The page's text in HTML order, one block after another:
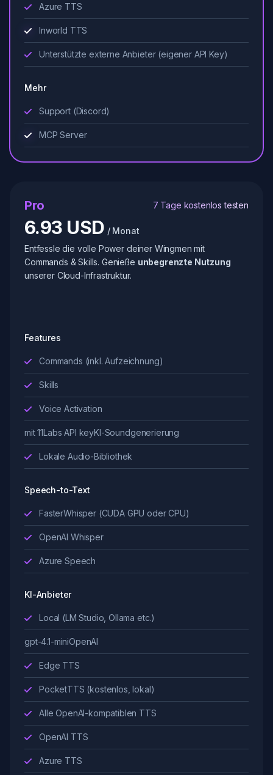
Pro 7 Tage kostenlos testen
6.93 USD / Monat
Entfessle die volle Power deiner Wingmen mit
Commands & Skills. Genieße unbegrenzte Nutzung
unserer Cloud-Infrastruktur.
Features
Commands (inkl. Aufzeichnung)
Skills
Voice Activation
mit 11Labs API keyKI-Soundgenerierung
Lokale Audio-Bibliothek
Speech-to-Text
FasterWhisper (CUDA GPU oder CPU)
OpenAI Whisper
Azure Speech
KI-Anbieter
Local (LM Studio, Ollama etc.)
gpt-4.1-miniOpenAI
Edge TTS
PocketTTS (kostenlos, lokal)
Alle OpenAI-kompatiblen TTS
OpenAI TTS
Azure TTS
Azure TTS
Inworld TTS
Unterstützte externe Anbieter (eigener API Key)
Mehr
Support (Discord)
MCP Server